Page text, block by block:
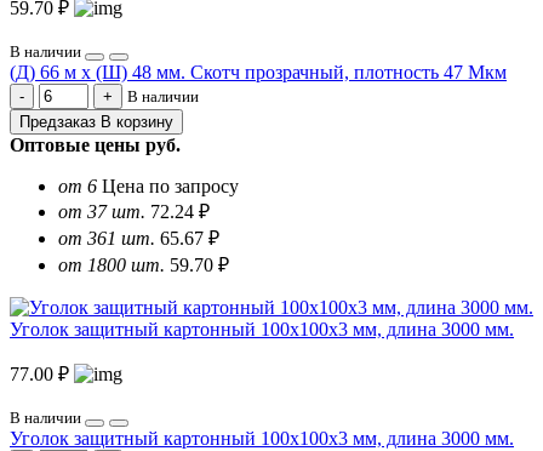
59.70 ₽
В наличии
(Д) 66 м х (Ш) 48 мм. Скотч прозрачный, плотность 47 Мкм
В наличии
Предзаказ В корзину
Оптовые цены руб.
от 6 Цена по запросу
от 37 шт. 72.24 ₽
от 361 шт. 65.67 ₽
от 1800 шт. 59.70 ₽
Уголок защитный картонный 100х100х3 мм, длина 3000 мм.
77.00 ₽
В наличии
Уголок защитный картонный 100х100х3 мм, длина 3000 мм.